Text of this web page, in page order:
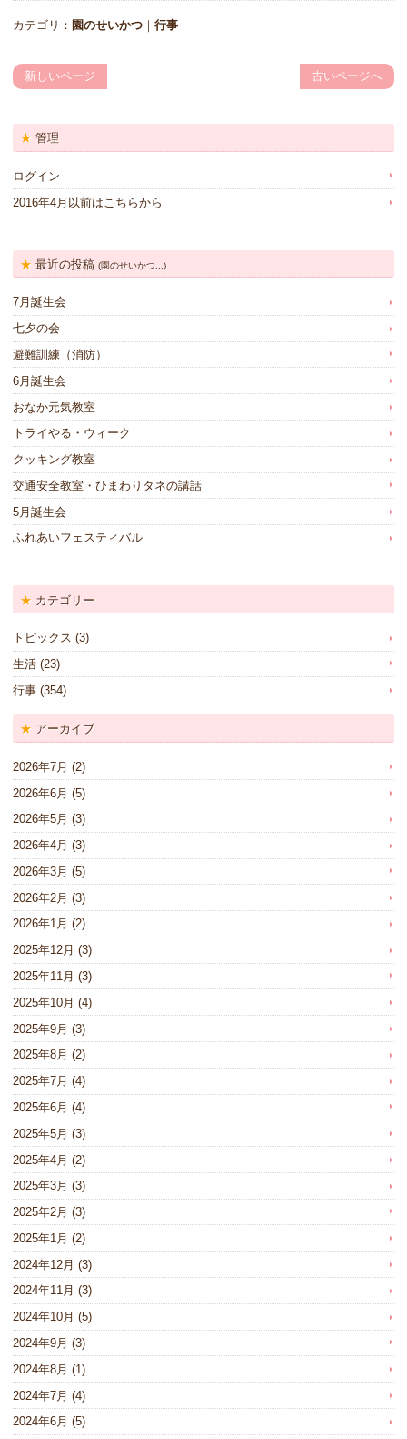
カテゴリ： 園のせいかつ ｜ 行事
新しいページ 古いページへ
管理
ログイン
2016年4月以前はこちらから
最近の投稿(園のせいかつ...)
7月誕生会
七夕の会
避難訓練（消防）
6月誕生会
おなか元気教室
トライやる・ウィーク
クッキング教室
交通安全教室・ひまわりタネの講話
5月誕生会
ふれあいフェスティバル
カテゴリー
トピックス (3)
生活 (23)
行事 (354)
アーカイブ
2026年7月 (2)
2026年6月 (5)
2026年5月 (3)
2026年4月 (3)
2026年3月 (5)
2026年2月 (3)
2026年1月 (2)
2025年12月 (3)
2025年11月 (3)
2025年10月 (4)
2025年9月 (3)
2025年8月 (2)
2025年7月 (4)
2025年6月 (4)
2025年5月 (3)
2025年4月 (2)
2025年3月 (3)
2025年2月 (3)
2025年1月 (2)
2024年12月 (3)
2024年11月 (3)
2024年10月 (5)
2024年9月 (3)
2024年8月 (1)
2024年7月 (4)
2024年6月 (5)